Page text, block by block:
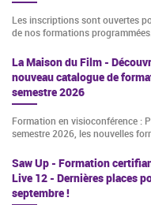
Les inscriptions sont ouvertes
de nos formations
La Maison du Film -
nouveau catalogue de
semestre 2026
Formation en visioconférence :
semestre 2026, les nouvelles
Saw Up - Formation
Live 12 - Dernières places
septembre !